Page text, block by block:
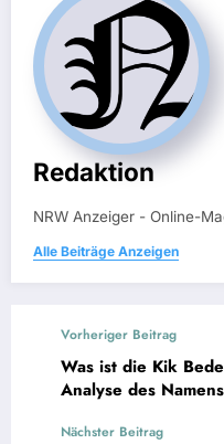
Redaktion
NRW Anzeiger - Online-
Alle Beiträge Anzeigen
Vorheriger Beitrag
Was ist die Kik
Analyse des
Nächster Beitrag